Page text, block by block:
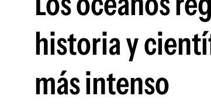
historia y
más intenso